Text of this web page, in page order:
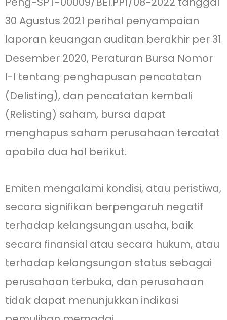
30 Agustus 2021 perihal penyampaian
laporan keuangan auditan berakhir per 31
Desember 2020, Peraturan Bursa Nomor
I-I tentang penghapusan pencatatan
(Delisting), dan pencatatan kembali
(Relisting) saham, bursa dapat
menghapus saham perusahaan tercatat
apabila dua hal berikut.
Emiten mengalami kondisi, atau peristiwa,
secara signifikan berpengaruh negatif
terhadap kelangsungan usaha, baik
secara finansial atau secara hukum, atau
terhadap kelangsungan status sebagai
perusahaan terbuka, dan perusahaan
tidak dapat menunjukkan indikasi